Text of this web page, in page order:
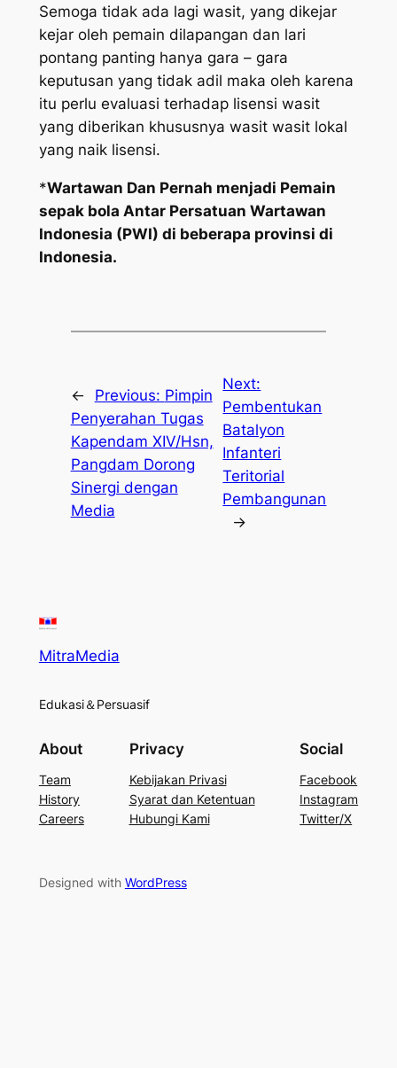
Semoga tidak ada lagi wasit, yang dikejar
kejar oleh pemain dilapangan dan lari
pontang panting hanya gara – gara
keputusan yang tidak adil maka oleh karena
itu perlu evaluasi terhadap lisensi wasit
yang diberikan khususnya wasit wasit lokal
yang naik lisensi.
*Wartawan Dan Pernah menjadi Pemain
sepak bola Antar Persatuan Wartawan
Indonesia (PWI) di beberapa provinsi di
Indonesia.
← Previous: Pimpin
Penyerahan Tugas
Kapendam XIV/Hsn,
Pangdam Dorong
Sinergi dengan
Media
Next:
Pembentukan
Batalyon
Infanteri
Teritorial
Pembangunan
→
MitraMedia
Edukasi＆Persuasif
About
Team
History
Careers
Privacy
Kebijakan Privasi
Syarat dan Ketentuan
Hubungi Kami
Social
Facebook
Instagram
Twitter/X
Designed with WordPress